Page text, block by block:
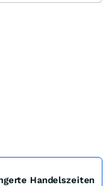
Handelszeiten